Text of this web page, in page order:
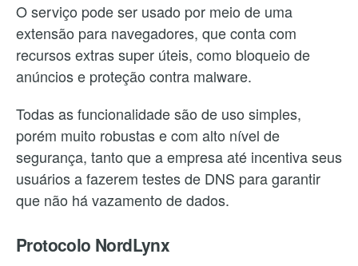
O serviço pode ser usado por meio de uma
extensão para navegadores, que conta com
recursos extras super úteis, como bloqueio de
anúncios e proteção contra malware.
Todas as funcionalidade são de uso simples,
porém muito robustas e com alto nível de
segurança, tanto que a empresa até incentiva seus
usuários a fazerem testes de DNS para garantir
que não há vazamento de dados.
Protocolo NordLynx